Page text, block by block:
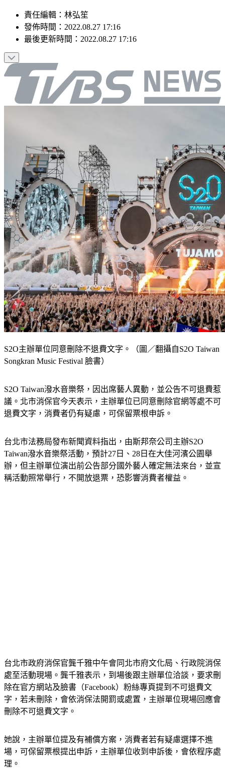
責任編輯 ： 林弘笙
發佈時間： 2022.08.27 17:16
最後更新時間： 2022.08.27 17:16
S2O主辦單位同意刪除不退費文字。（圖／翻攝自S2O Taiwan
Songkran Music Festival 臉書）
S2O Taiwan潑水音樂祭，因出席藝人異動，並公告不可退費惹
議。北市消保官今天表示，主辦單位已同意刪除官網等處不可
退費文字，消費者仍有疑慮，可保留票根申訴。
台北市法務局發布新聞資料指出，由斯邦奈公司主辦S2O
Taiwan潑水音樂祭活動，預計27日、28日在大佳河濱公園舉
辦，但主辦單位演出前公告部分國外藝人確定無法來台，並宣
稱活動照常舉行，不開放退票，恐影響消費者權益。
台北市政府消保官龔千雅中午會同北市府文化局、行政院消保
處至活動現場。龔千雅表示，到場後跟主辦單位洽談，要求刪
除在官方網站及臉書（Facebook）粉絲專頁提到不可退費文
字，若未刪除，會依消保法開罰或處置，主辦單位現場回應會
刪除不可退費文字。
她說，主辦單位提及有補償方案，消費者若有疑慮選擇不進
場，可保留票根提出申訴，主辦單位收到申訴後，會依程序處
理。